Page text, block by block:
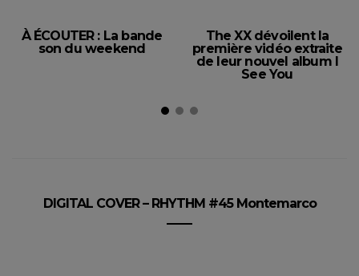
À ÉCOUTER : La bande
son du weekend
The XX dévoilent la
première vidéo extraite
de leur nouvel album I
See You
DIGITAL COVER – RHYTHM #45 Montemarco